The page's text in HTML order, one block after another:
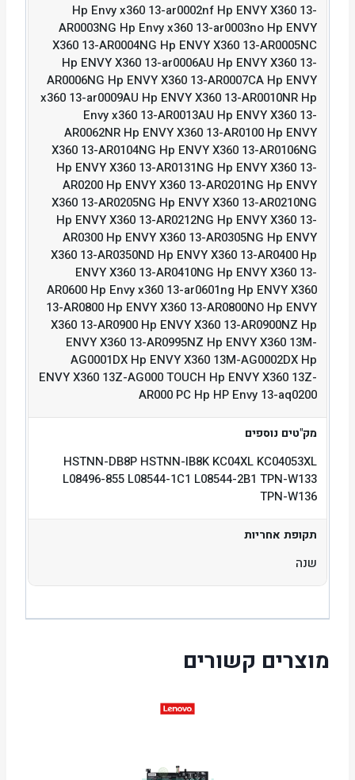
Hp Envy x360 13-ar0002nf Hp ENVY X360 13-
AR0003NG Hp Envy x360 13-ar0003no Hp ENVY
X360 13-AR0004NG Hp ENVY X360 13-AR0005NC
Hp ENVY X360 13-ar0006AU Hp ENVY X360 13-
AR0006NG Hp ENVY X360 13-AR0007CA Hp ENVY
x360 13-ar0009AU Hp ENVY X360 13-AR0010NR Hp
Envy x360 13-AR0013AU Hp ENVY X360 13-
AR0062NR Hp ENVY X360 13-AR0100 Hp ENVY
X360 13-AR0104NG Hp ENVY X360 13-AR0106NG
Hp ENVY X360 13-AR0131NG Hp ENVY X360 13-
AR0200 Hp ENVY X360 13-AR0201NG Hp ENVY
X360 13-AR0205NG Hp ENVY X360 13-AR0210NG
Hp ENVY X360 13-AR0212NG Hp ENVY X360 13-
AR0300 Hp ENVY X360 13-AR0305NG Hp ENVY
X360 13-AR0350ND Hp ENVY X360 13-AR0400 Hp
ENVY X360 13-AR0410NG Hp ENVY X360 13-
AR0600 Hp Envy x360 13-ar0601ng Hp ENVY X360
13-AR0800 Hp ENVY X360 13-AR0800NO Hp ENVY
X360 13-AR0900 Hp ENVY X360 13-AR0900NZ Hp
ENVY X360 13-AR0995NZ Hp ENVY X360 13M-
AG0001DX Hp ENVY X360 13M-AG0002DX Hp
ENVY X360 13Z-AG000 TOUCH Hp ENVY X360 13Z-
AR000 PC Hp HP Envy 13-aq0200
מק"טים נוספים
HSTNN-DB8P HSTNN-IB8K KC04XL KC04053XL
L08496-855 L08544-1C1 L08544-2B1 TPN-W133
TPN-W136
תקופת אחריות
שנה
מוצרים קשורים